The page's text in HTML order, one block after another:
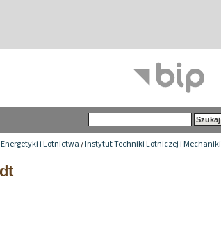
i Lotnictwa/Instytut Techniki Lotniczej i Mechaniki